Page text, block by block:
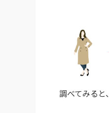
調べてみると、